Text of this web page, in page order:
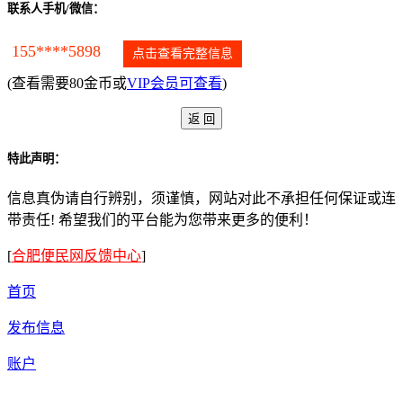
联系人手机/微信：
155****5898 点击查看完整信息
(查看需要80金币或VIP会员可查看)
特此声明：
信息真伪请自行辨别，须谨慎，网站对此不承担任何保证或连
带责任! 希望我们的平台能为您带来更多的便利！
[合肥便民网反馈中心]
首页
发布信息
账户